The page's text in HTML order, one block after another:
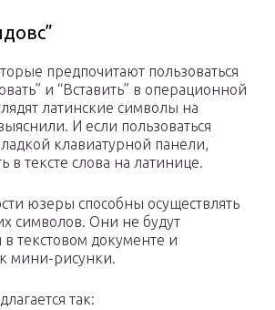
предпочитают пользоваться
и “Вставить” в операционной
латинские символы на
И если пользоваться
клавиатурной панели,
в тексте слова на латинице.
юзеры способны осуществлять
символов. Они не будут
в текстовом документе и
мини-рисунки.
так: